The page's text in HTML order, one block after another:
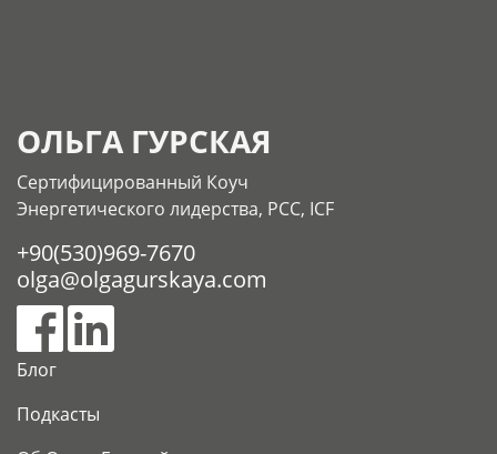
ОЛЬГА ГУРСКАЯ
Сертифицированный Коуч
Энергетического лидерства, РСС, ICF
+90(530)969-7670
olga@olgagurskaya.com
Блог
Подкасты